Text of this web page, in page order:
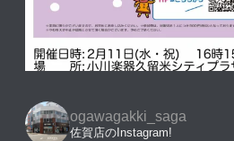
ogawagakki_saga
佐賀店のInstagram!